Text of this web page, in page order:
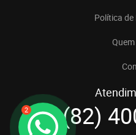
2
Política
(82)